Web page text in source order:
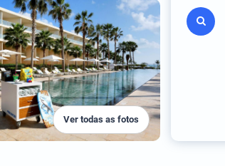
Ver todas as fotos